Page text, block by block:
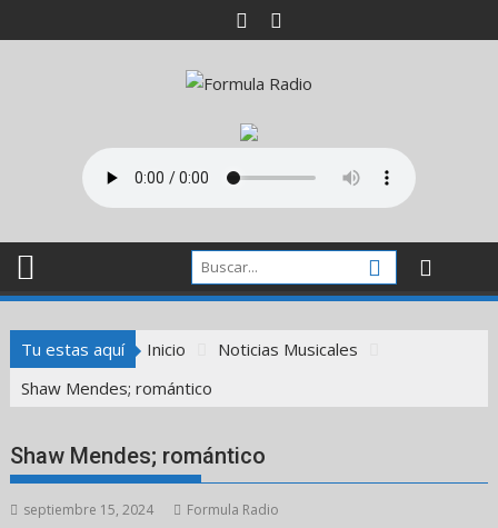
al
Tu estas aquí Inicio
Noticias Musicales
Shaw Mendes; romántico
Shaw Mendes; romántico
septiembre 15, 2024 Formula Radio